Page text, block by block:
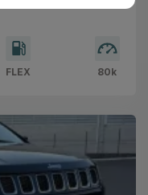
FLEX 80k